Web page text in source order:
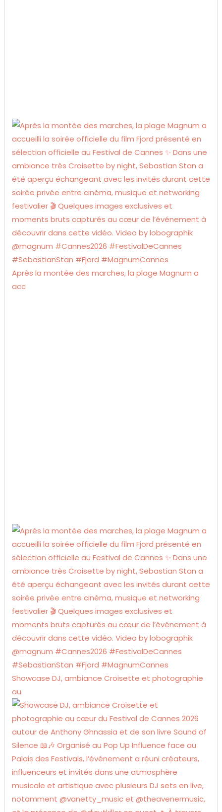
Après la montée des marches, la plage Magnum a
acc
Showcase DJ, ambiance Croisette et photographie
au